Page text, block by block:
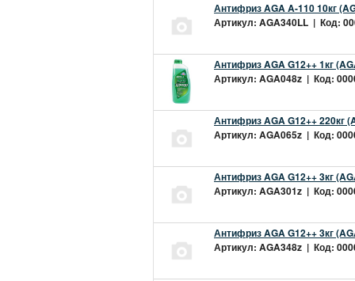
Антифриз AGA A-110 10кг
Артикул: AGA340LL | Код:
Антифриз AGA G12++ 1кг
Артикул: AGA048z | Код:
Антифриз AGA G12++ 220кг
Артикул: AGA065z | Код:
Антифриз AGA G12++ 3кг
Артикул: AGA301z | Код:
Антифриз AGA G12++ 3кг
Артикул: AGA348z | Код: